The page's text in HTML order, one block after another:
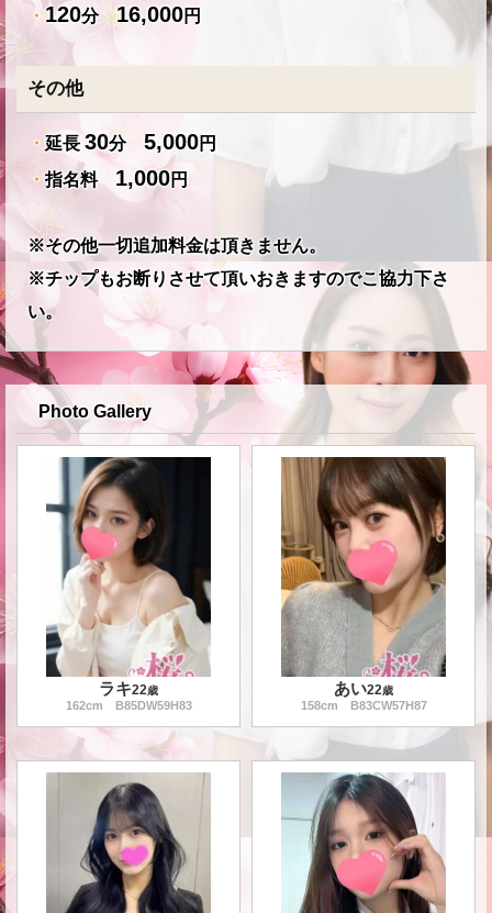
・ 120分16,000円
その他
・ 延長 30分 5,000円
・指名料 1,000円
※その他一切追加料金は頂きません。
※チップもお断りさせて頂いおきますのでこ協力下さ
い。
Photo Gallery
ラキ22歳
162cm B85DW59H83
あい22歳
158cm B83CW57H87